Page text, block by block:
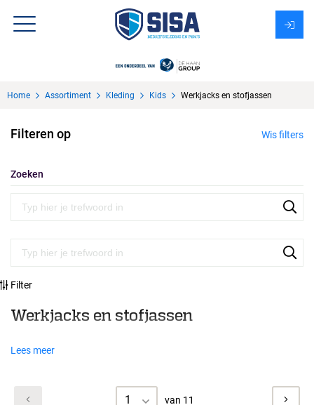
Over Sisa
KMS
Uitzendbureau?
Home Assortiment Kleding Kids Werkjacks en stofjassen
Filteren op Wis filters
Zoeken
Filter
Werkjacks en stofjassen
Lees meer
1 van 11